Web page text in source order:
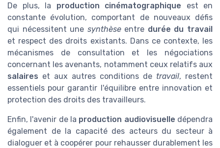
De plus, la production cinématographique est en
constante évolution, comportant de nouveaux défis
qui nécessitent une synthèseentre durée du travail
et respect des droits existants. Dans ce contexte, les
mécanismes de consultation et les négociations
concernant les avenants, notamment ceux relatifs aux
salaires et aux autres conditions de travail, restent
essentiels pour garantir l'équilibre entre innovation et
protection des droits des travailleurs.
Enfin, l'avenir de la production audiovisuelle dépendra
également de la capacité des acteurs du secteur à
dialoguer et à coopérer pour rehausser durablement les